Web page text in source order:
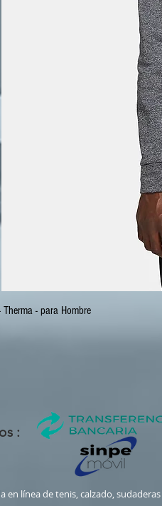
Therma - para Hombre
:
en línea de tenis, calzado,